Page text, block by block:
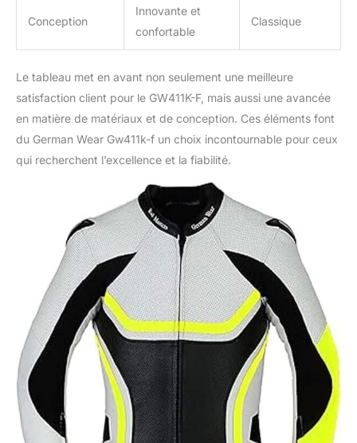
Conception
Innovante et
confortable
Classique
Le tableau met en avant non seulement une meilleure
satisfaction client pour le GW411K-F, mais aussi une avancée
en matière de matériaux et de conception. Ces éléments font
du German Wear Gw411k-f un choix incontournable pour ceux
qui recherchent l’excellence et la fiabilité.